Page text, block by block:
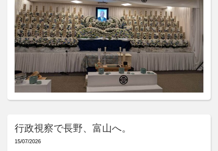
行政視察で長野、富山へ。
15/07/2026